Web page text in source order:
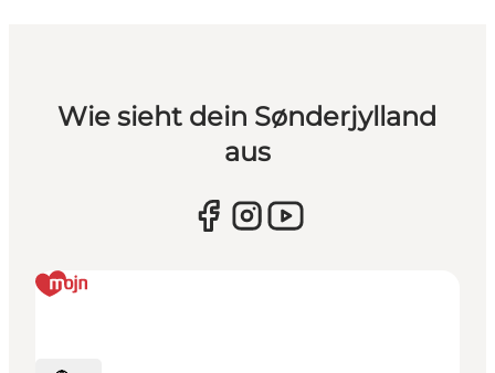
Wie sieht dein Sønderjylland
aus